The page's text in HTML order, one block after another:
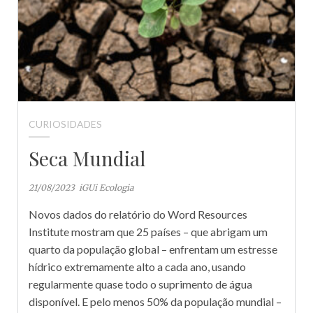
CURIOSIDADES
Seca Mundial
21/08/2023 iGUi Ecologia
Novos dados do relatório do Word Resources
Institute mostram que 25 países – que abrigam um
quarto da população global – enfrentam um estresse
hídrico extremamente alto a cada ano, usando
regularmente quase todo o suprimento de água
disponível. E pelo menos 50% da população mundial –